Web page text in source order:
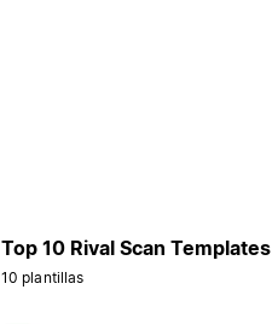
Top 10 Rival Scan Templates
10 plantillas